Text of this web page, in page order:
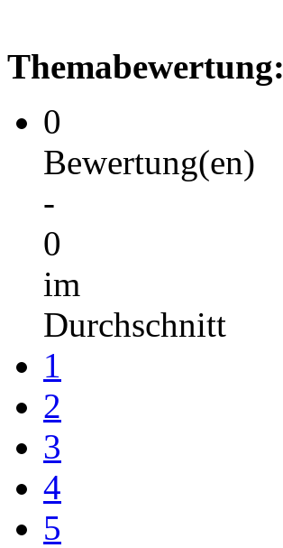
Themabewertung:
0
Bewertung(en)
-
0
im
Durchschnitt
1
2
3
4
5